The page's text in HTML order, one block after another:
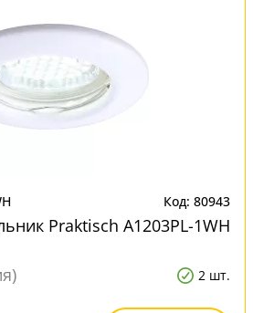
Код: 80943
Praktisch A1203PL-1WH
2 шт.